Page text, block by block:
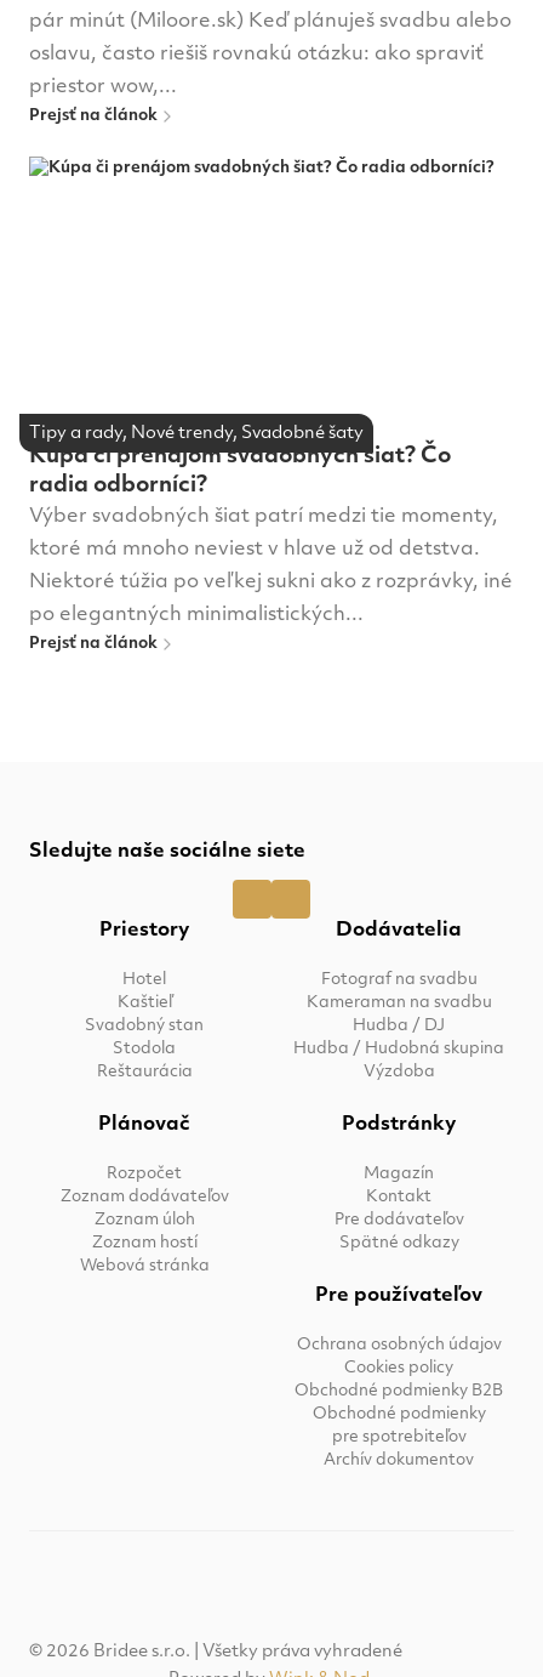
pár minút (Miloore.sk) Keď plánuješ svadbu alebo
oslavu, často riešiš rovnakú otázku: ako spraviť
priestor wow,...
Prejsť na článok
Tipy a rady, Nové trendy, Svadobné šaty
Kúpa či prenájom svadobných šiat? Čo
radia odborníci?
Výber svadobných šiat patrí medzi tie momenty,
ktoré má mnoho neviest v hlave už od detstva.
Niektoré túžia po veľkej sukni ako z rozprávky, iné
po elegantných minimalistických...
Prejsť na článok
Sledujte naše sociálne siete
Priestory
Hotel
Kaštieľ
Svadobný stan
Stodola
Reštaurácia
Dodávatelia
Fotograf na svadbu
Kameraman na svadbu
Hudba / DJ
Hudba / Hudobná skupina
Výzdoba
Plánovač
Rozpočet
Zoznam dodávateľov
Zoznam úloh
Zoznam hostí
Webová stránka
Podstránky
Magazín
Kontakt
Pre dodávateľov
Spätné odkazy
Pre používateľov
Ochrana osobných údajov
Cookies policy
Obchodné podmienky B2B
Obchodné podmienky
pre spotrebiteľov
Archív dokumentov
© 2026 Bridee s.r.o. | Všetky práva vyhradené